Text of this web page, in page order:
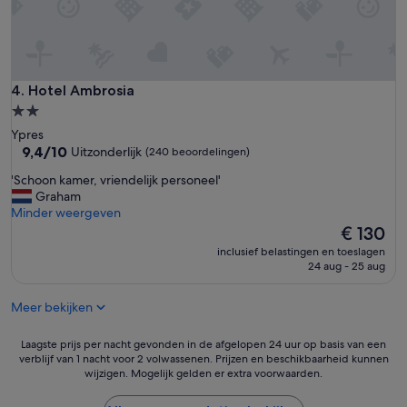
4. Hotel Ambrosia
Hotel Ambrosia
2.0-
sterrenaccommodatie
Ypres
9.4
10,
Uitzonderlijk,
(240
9,4/10 Uitzonderlijk (240 beoordelingen)
'
S
c
a
'Schoon kamer, vriendelijk personeel'
Graham
Minder weergeven
De
prijs
is
€ 130
inclusief belastingen en toeslagen
24 aug - 25 aug
Meer bekijken
Laagste
prijs
Laagste prijs per nacht gevonden in de afgelopen 24 uur op basis van een
verblijf van 1 nacht voor 2 volwassenen. Prijzen en beschikbaarheid kunnen
wijzigen. Mogelijk gelden er extra voorwaarden.